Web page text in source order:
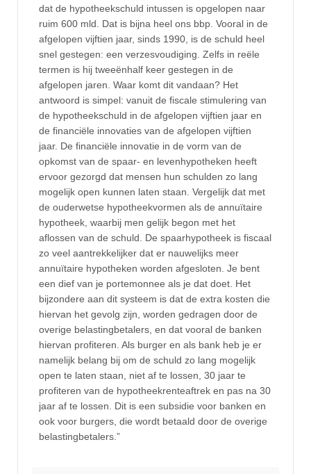
dat de hypotheekschuld intussen is opgelopen naar
ruim 600 mld. Dat is bijna heel ons bbp. Vooral in de
afgelopen vijftien jaar, sinds 1990, is de schuld heel
snel gestegen: een verzesvoudiging. Zelfs in reële
termen is hij tweeënhalf keer gestegen in de
afgelopen jaren. Waar komt dit vandaan? Het
antwoord is simpel: vanuit de fiscale stimulering van
de hypotheekschuld in de afgelopen vijftien jaar en
de financiële innovaties van de afgelopen vijftien
jaar. De financiële innovatie in de vorm van de
opkomst van de spaar- en levenhypotheken heeft
ervoor gezorgd dat mensen hun schulden zo lang
mogelijk open kunnen laten staan. Vergelijk dat met
de ouderwetse hypotheekvormen als de annuïtaire
hypotheek, waarbij men gelijk begon met het
aflossen van de schuld. De spaarhypotheek is fiscaal
zo veel aantrekkelijker dat er nauwelijks meer
annuïtaire hypotheken worden afgesloten. Je bent
een dief van je portemonnee als je dat doet. Het
bijzondere aan dit systeem is dat de extra kosten die
hiervan het gevolg zijn, worden gedragen door de
overige belastingbetalers, en dat vooral de banken
hiervan profiteren. Als burger en als bank heb je er
namelijk belang bij om de schuld zo lang mogelijk
open te laten staan, niet af te lossen, 30 jaar te
profiteren van de hypotheekrenteaftrek en pas na 30
jaar af te lossen. Dit is een subsidie voor banken en
ook voor burgers, die wordt betaald door de overige
belastingbetalers.”